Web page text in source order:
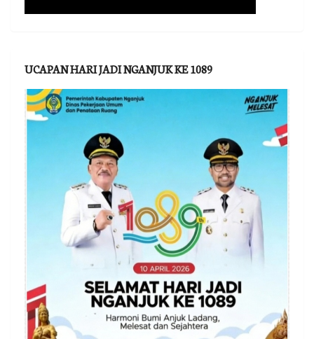
UCAPAN HARI JADI NGANJUK KE 1089